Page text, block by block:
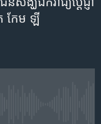
កែម ឡី